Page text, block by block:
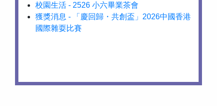
校園生活 - 2526 小六畢業茶會
獲獎消息 - 「慶回歸・共創盃」2026中國香港
國際雜耍比賽